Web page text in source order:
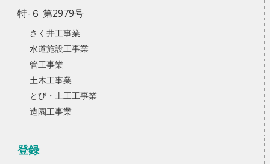
特-６ 第2979号
さく井工事業
水道施設工事業
管工事業
土木工事業
とび・土工工事業
造園工事業
登録